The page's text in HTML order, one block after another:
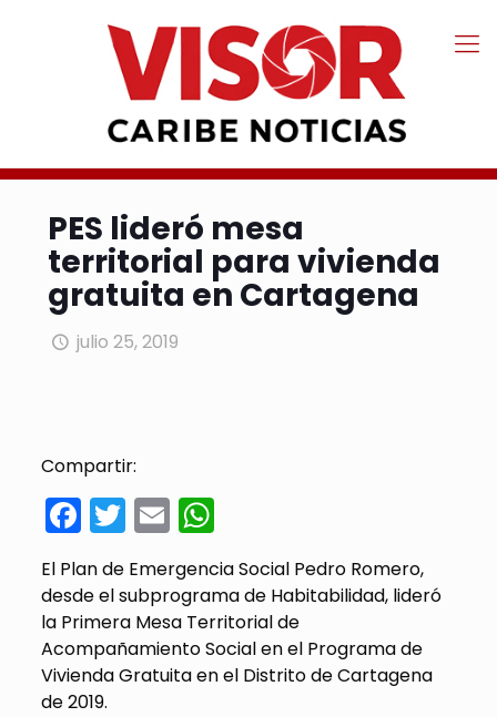
PES lideró mesa
territorial para vivienda
gratuita en Cartagena
julio 25, 2019
Compartir:
Facebook
Twitter
EmailWhatsApp
El Plan de Emergencia Social Pedro Romero,
desde el subprograma de Habitabilidad, lideró
la Primera Mesa Territorial de
Acompañamiento Social en el Programa de
Vivienda Gratuita en el Distrito de Cartagena
de 2019.